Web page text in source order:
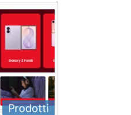
Prodotti